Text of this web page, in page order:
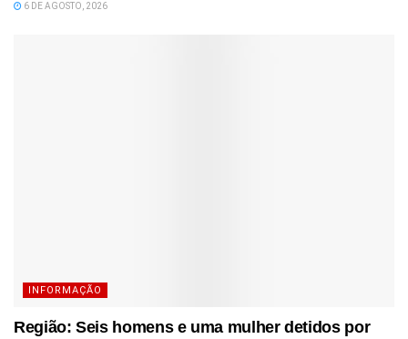
6 DE AGOSTO, 2026
INFORMAÇÃO
Região: Seis homens e uma mulher detidos por